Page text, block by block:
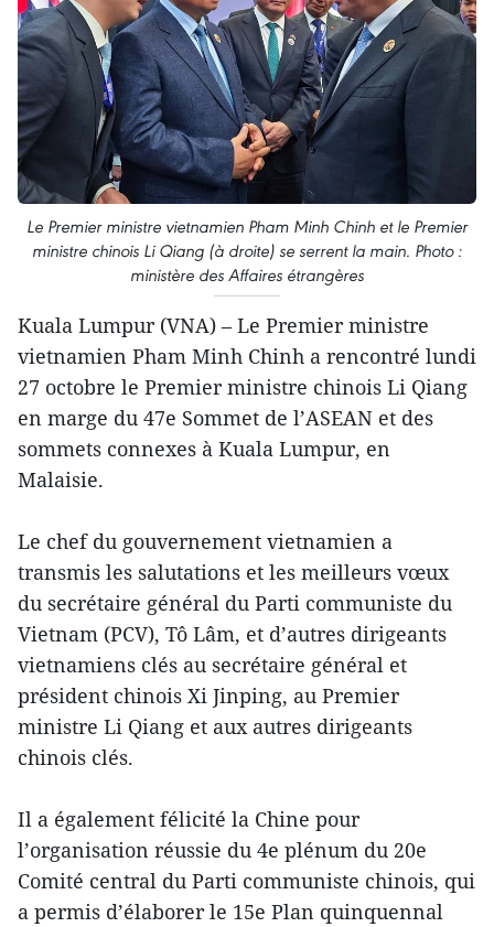
Le Premier ministre vietnamien Pham Minh Chinh et le Premier
ministre chinois Li Qiang (à droite) se serrent la main. Photo :
ministère des Affaires étrangères
Kuala Lumpur (VNA) – Le Premier ministre
vietnamien Pham Minh Chinh a rencontré lundi
27 octobre le Premier ministre chinois Li Qiang
en marge du 47e Sommet de l’ASEAN et des
sommets connexes à Kuala Lumpur, en
Malaisie.
Le chef du gouvernement vietnamien a
transmis les salutations et les meilleurs vœux
du secrétaire général du Parti communiste du
Vietnam (PCV), Tô Lâm, et d’autres dirigeants
vietnamiens clés au secrétaire général et
président chinois Xi Jinping, au Premier
ministre Li Qiang et aux autres dirigeants
chinois clés.
Il a également félicité la Chine pour
l’organisation réussie du 4e plénum du 20e
Comité central du Parti communiste chinois, qui
a permis d’élaborer le 15e Plan quinquennal